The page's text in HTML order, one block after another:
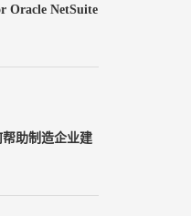
Oracle NetSuite
助制造企业建